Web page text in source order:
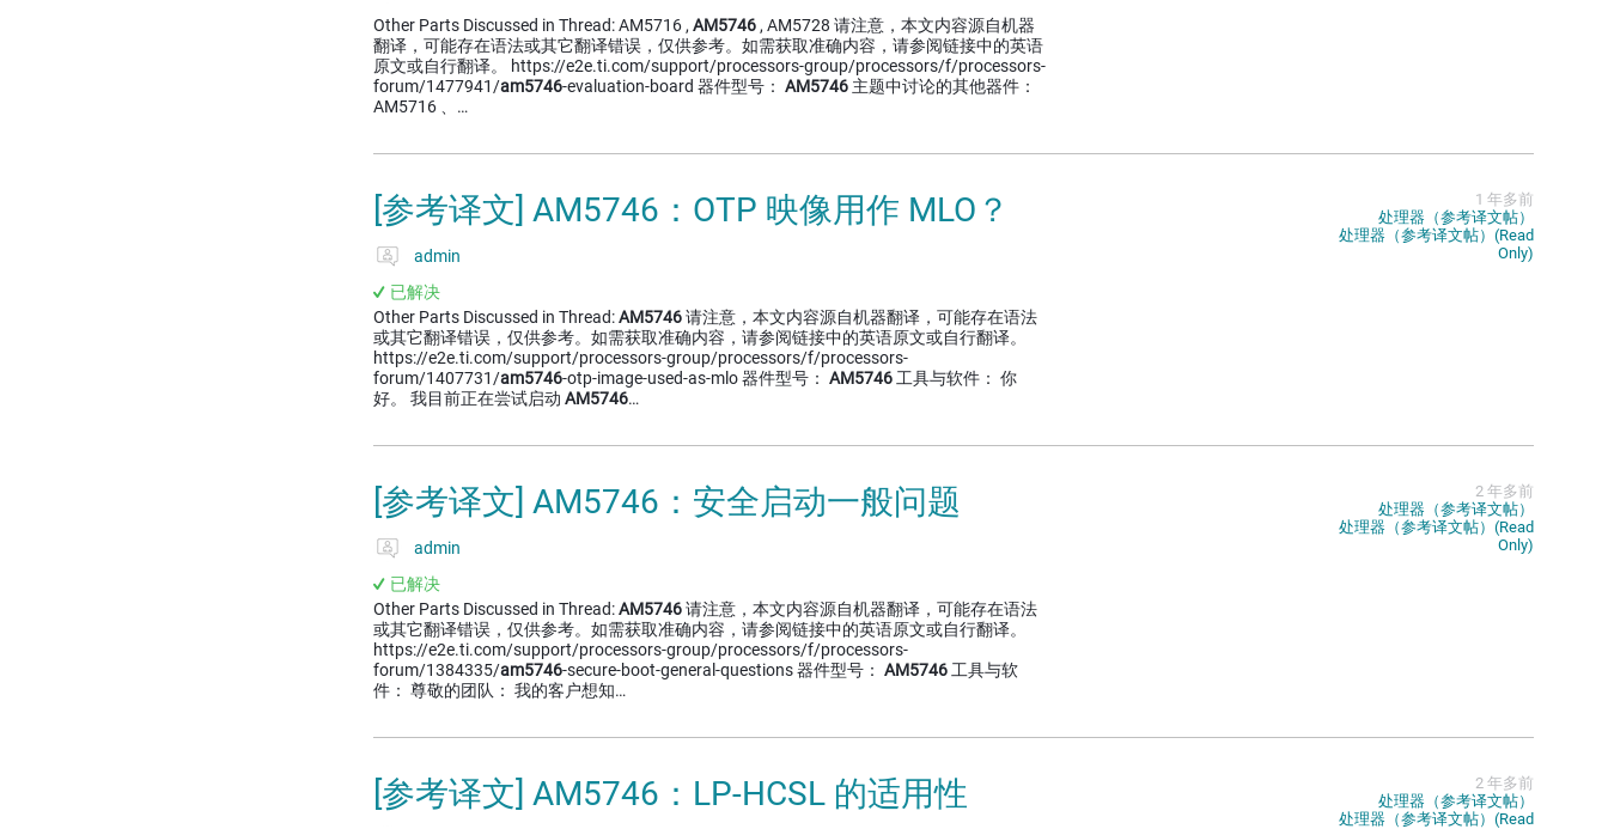
Other Parts Discussed in Thread: AM5716 , AM5746 , AM5728 请注意，本文内容源自机器
翻译，可能存在语法或其它翻译错误，仅供参考。如需获取准确内容，请参阅链接中的英语
原文或自行翻译。 https://e2e.ti.com/support/processors-group/processors/f/processors-
forum/1477941/am5746-evaluation-board 器件型号： AM5746 主题中讨论的其他器件：
AM5716 、…
[参考译文] AM5746：OTP 映像用作 MLO？
admin
已解决
Other Parts Discussed in Thread:AM5746请注意，本文内容源自机器翻译，可能存在语法
或其它翻译错误，仅供参考。如需获取准确内容，请参阅链接中的英语原文或自行翻译。
https://e2e.ti.com/support/processors-group/processors/f/processors-
forum/1407731/am5746-otp-image-used-as-mlo 器件型号： AM5746 工具与软件： 你
好。 我目前正在尝试启动 AM5746…
1 年多前
处理器（参考译文帖）
处理器（参考译文帖）(Read
Only)
[参考译文] AM5746：安全启动一般问题
admin
已解决
Other Parts Discussed in Thread:AM5746请注意，本文内容源自机器翻译，可能存在语法
或其它翻译错误，仅供参考。如需获取准确内容，请参阅链接中的英语原文或自行翻译。
https://e2e.ti.com/support/processors-group/processors/f/processors-
forum/1384335/am5746-secure-boot-general-questions 器件型号： AM5746 工具与软
件： 尊敬的团队： 我的客户想知…
2 年多前
处理器（参考译文帖）
处理器（参考译文帖）(Read
Only)
[参考译文] AM5746：LP-HCSL 的适用性
2 年多前
处理器（参考译文帖）
处理器（参考译文帖）(Read